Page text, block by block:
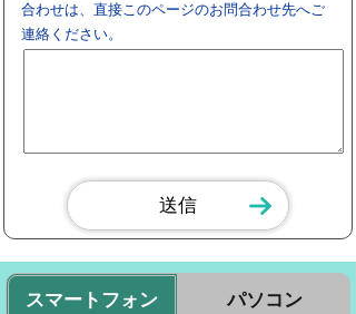
合わせは、直接このページのお問合わせ先へご
連絡ください。
スマートフォン パソコン